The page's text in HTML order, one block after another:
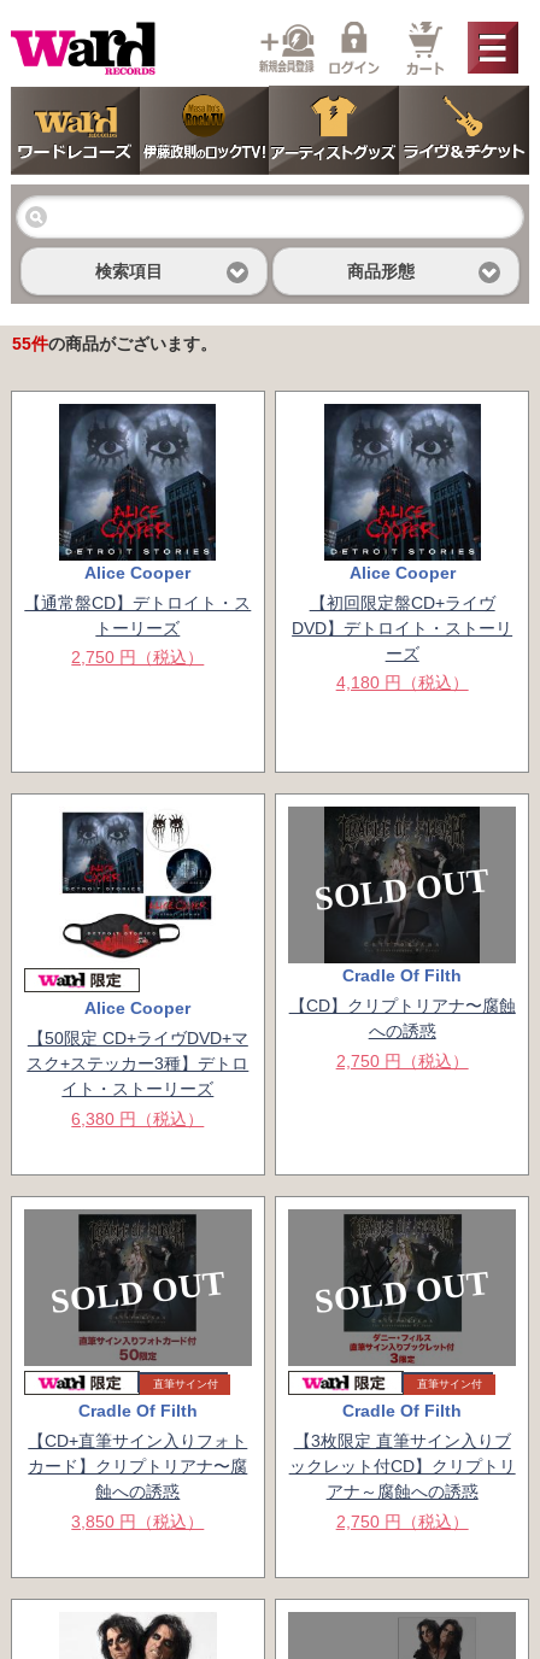
検索項目 商品形態
55件の商品がございます。
Alice Cooper
【通常盤CD】デトロイト・ス
トーリーズ
2,750 円（税込）
Alice Cooper
【初回限定盤CD+ライヴ
DVD】デトロイト・ストーリ
ーズ
4,180 円（税込）
Alice Cooper
【50限定 CD+ライヴDVD+マ
スク+ステッカー3種】デトロ
イト・ストーリーズ
6,380 円（税込）
SOLD OUT
Cradle Of Filth
【CD】クリプトリアナ〜腐蝕
への誘惑
2,750 円（税込）
SOLD OUT
直筆サイン付
Cradle Of Filth
【CD+直筆サイン入りフォト
カード】クリプトリアナ〜腐
蝕への誘惑
3,850 円（税込）
SOLD OUT
直筆サイン付
Cradle Of Filth
【3枚限定 直筆サイン入りブ
ックレット付CD】クリプトリ
アナ～腐蝕への誘惑
2,750 円（税込）